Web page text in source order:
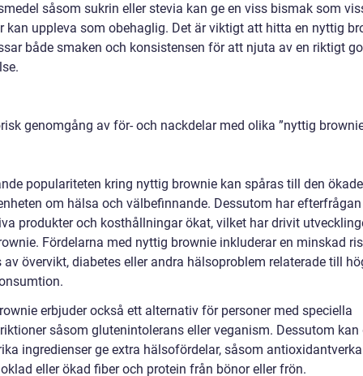
såsom sukrin eller stevia kan ge en viss bismak som
kan uppleva som obehaglig. Det är viktigt att hitta en nyttig
både smaken och konsistensen för att njuta av en riktigt
genomgång av för- och nackdelar med olika ”nyttig
populariteten kring nyttig brownie kan spåras till den ökade
om hälsa och välbefinnande. Dessutom har
produkter och kosthållningar ökat, vilket har drivit
Fördelarna med nyttig brownie inkluderar en minskad
av övervikt, diabetes eller andra hälsoproblem relaterade till
erbjuder också ett alternativ för personer med speciella
såsom glutenintolerans eller veganism. Dessutom kan
ingredienser ge extra hälsofördelar, såsom
eller ökad fiber och protein från bönor eller frön.